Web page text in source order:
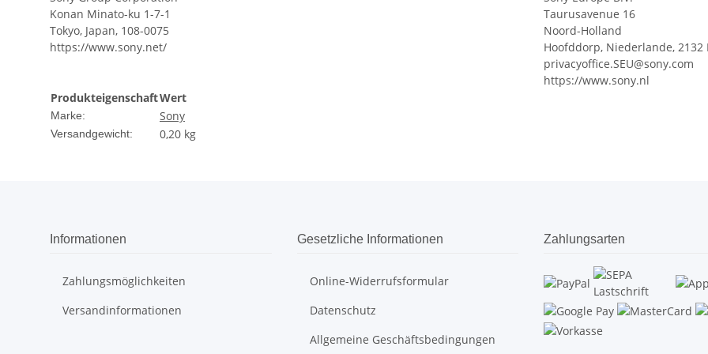
Konan Minato-ku 1-7-1
Tokyo, Japan, 108-0075
https://www.sony.net/
Taurusavenue 16
Noord-Holland
Hoofddorp, Niederlande, 2132
privacyoffice.SEU@sony.com
https://www.sony.nl
ProdukteigenschaftWert
Marke: Sony
Versandgewicht: 0,20 kg
Informationen
Zahlungsmöglichkeiten
Versandinformationen
Gesetzliche Informationen
Online-Widerrufsformular
Datenschutz
Allgemeine Geschäftsbedingungen
Zahlungsarten